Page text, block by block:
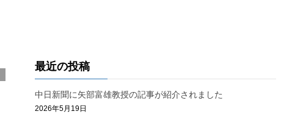
最近の投稿
中日新聞に矢部富雄教授の記事が紹介されました
2026年5月19日